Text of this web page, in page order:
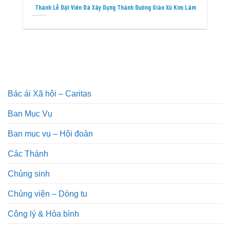
Thánh Lễ Đặt Viên Đá Xây Dựng Thánh Đường Giáo Xứ Kim Lâm
Bác ái Xã hội – Caritas
Ban Mục Vụ
Ban mục vụ – Hội đoàn
Các Thánh
Chủng sinh
Chủng viện – Dòng tu
Công lý & Hòa bình